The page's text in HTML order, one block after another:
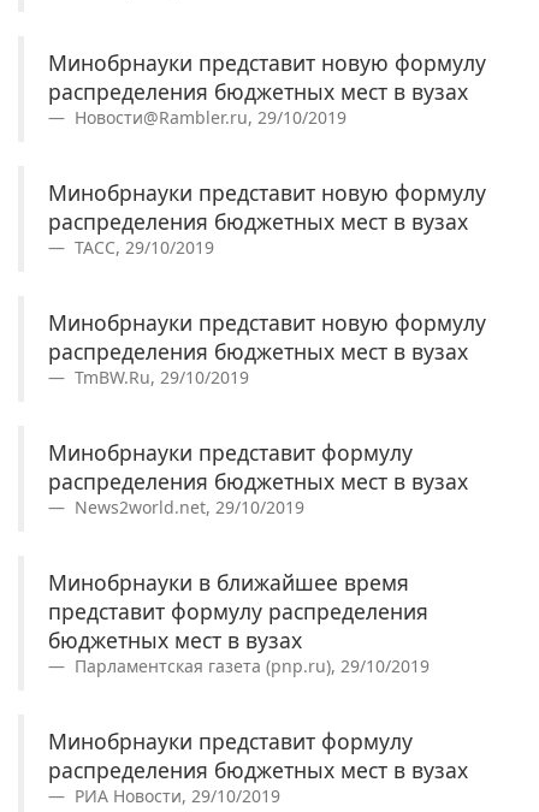
Минобрнауки представит новую формулу
распределения бюджетных мест в вузах
Новости@Rambler.ru, 29/10/2019
Минобрнауки представит новую формулу
распределения бюджетных мест в вузах
ТАСС, 29/10/2019
Минобрнауки представит новую формулу
распределения бюджетных мест в вузах
TmBW.Ru, 29/10/2019
Минобрнауки представит формулу
распределения бюджетных мест в вузах
News2world.net, 29/10/2019
Минобрнауки в ближайшее время
представит формулу распределения
бюджетных мест в вузах
Парламентская газета (pnp.ru), 29/10/2019
Минобрнауки представит формулу
распределения бюджетных мест в вузах
РИА Новости, 29/10/2019